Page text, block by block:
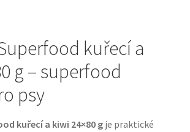
pro kočky
doplňky, vybavení
kuřecí a
g – superfood
psy
kuřecí a kiwi 24×80 gje praktické